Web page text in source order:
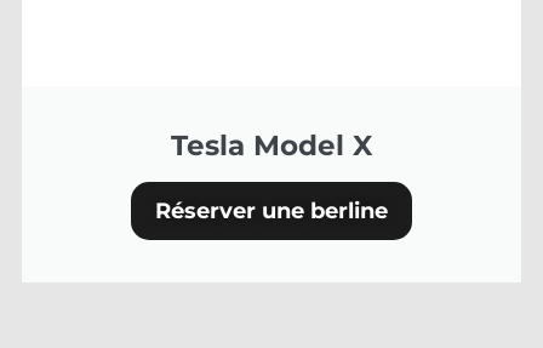
Tesla Model X
Réserver une berline